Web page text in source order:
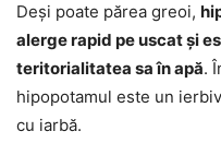
Deși poate părea greoi,
alerge rapid pe uscat și
teritorialitatea sa în apă.
hipopotamul este un
cu iarbă.